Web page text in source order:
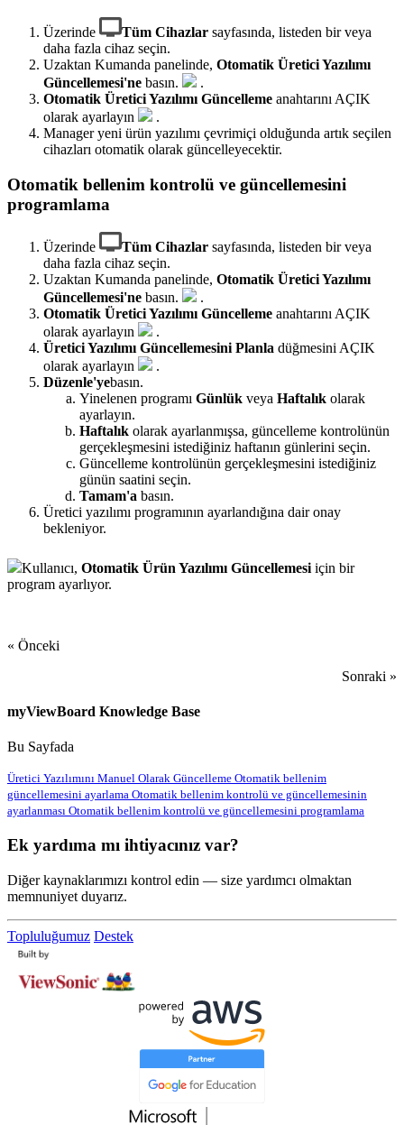
Üzerinde Tüm Cihazlar sayfasında, listeden bir veya
daha fazla cihaz seçin.
Uzaktan Kumanda panelinde, Otomatik Üretici Yazılımı
Güncellemesi'ne basın.
.
Otomatik Üretici Yazılımı Güncelleme anahtarını AÇIK
olarak ayarlayın
.
Manager yeni ürün yazılımı çevrimiçi olduğunda artık seçilen
cihazları otomatik olarak güncelleyecektir.
Otomatik bellenim kontrolü ve güncellemesini
programlama
Üzerinde Tüm Cihazlar sayfasında, listeden bir veya
daha fazla cihaz seçin.
Uzaktan Kumanda panelinde, Otomatik Üretici Yazılımı
Güncellemesi'ne basın.
.
Otomatik Üretici Yazılımı Güncelleme anahtarını AÇIK
olarak ayarlayın
.
Üretici Yazılımı Güncellemesini Planla düğmesini AÇIK
olarak ayarlayın
.
Düzenle'yebasın.
Yinelenen programı Günlük veya Haftalık olarak
ayarlayın.
Haftalık olarak ayarlanmışsa, güncelleme kontrolünün
gerçekleşmesini istediğiniz haftanın günlerini seçin.
Güncelleme kontrolünün gerçekleşmesini istediğiniz
günün saatini seçin.
Tamam'a basın.
Üretici yazılımı programının ayarlandığına dair onay
bekleniyor.
Kullanıcı, Otomatik Ürün Yazılımı Güncellemesi için bir
program ayarlıyor.
« Önceki
Sonraki »
myViewBoard Knowledge Base
Bu Sayfada
Üretici Yazılımını Manuel Olarak Güncelleme Otomatik bellenim
güncellemesini ayarlama Otomatik bellenim kontrolü ve güncellemesinin
ayarlanması Otomatik bellenim kontrolü ve güncellemesini programlama
Ek yardıma mı ihtiyacınız var?
Diğer kaynaklarımızı kontrol edin — size yardımcı olmaktan
memnuniyet duyarız.
Topluluğumuz Destek